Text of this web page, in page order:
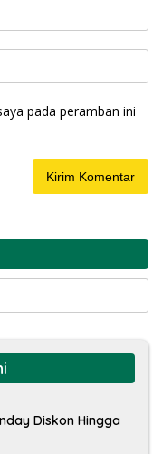
pada peramban ini
Diskon Hingga